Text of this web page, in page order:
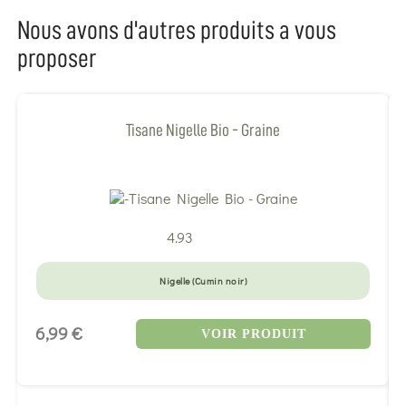
Nous avons d'autres produits a vous
proposer
Tisane Nigelle Bio - Graine
4.93
Nigelle (Cumin noir)
6,99 € VOIR PRODUIT